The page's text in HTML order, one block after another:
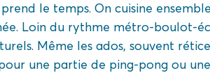
le temps. On cuisine
Loin du rythme métro-boulot-
Même les ados, souvent
une partie de ping-pong ou